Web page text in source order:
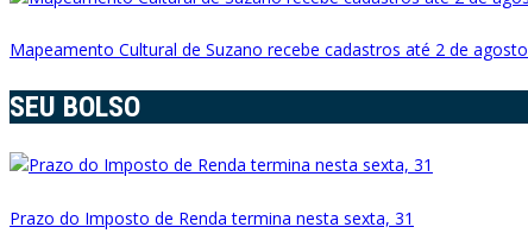
Mapeamento Cultural de Suzano recebe cadastros até 2 de agosto
SEU BOLSO
Prazo do Imposto de Renda termina nesta sexta, 31